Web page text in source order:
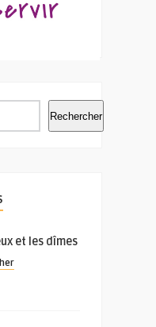
Rechercher
et les dîmes